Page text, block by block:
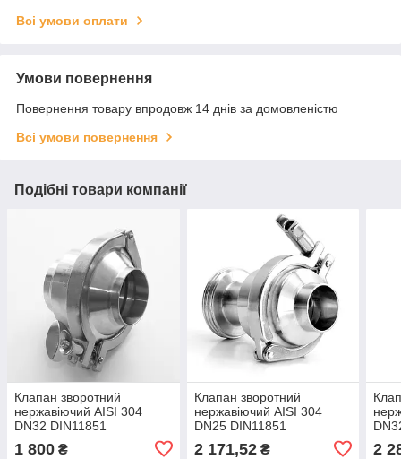
Всі умови оплати
Умови повернення
Повернення товару впродовж 14 днів за домовленістю
Всі умови повернення
Подібні товари компанії
Клапан зворотний
нержавіючий AISI 304
DN32 DIN11851
зварювання-зварювання
1 800 ₴
Клапан зворотний
нержавіючий AISI 304
DN25 DIN11851
2 171,52₴ 2